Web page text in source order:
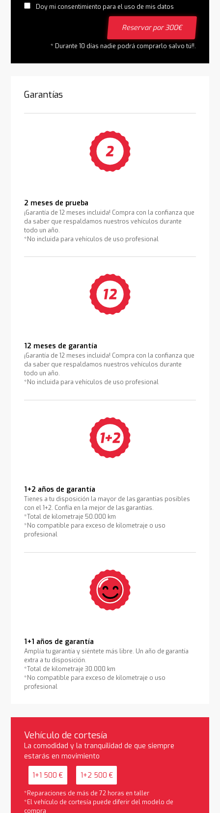
Doy mi consentimiento para el uso de mis datos
Reservar por 300€
* Durante 10 días nadie podrá comprarlo salvo tú!!.
Garantías
2 meses de prueba
¡Garantía de 12 meses incluida! Compra con la confianza que
da saber que respaldamos nuestros vehículos durante
todo un año.
*No incluida para vehículos de uso profesional
12 meses de garantía
¡Garantía de 12 meses incluida! Compra con la confianza que
da saber que respaldamos nuestros vehículos durante
todo un año.
*No incluida para vehículos de uso profesional
1+2 años de garantía
Tienes a tu disposición la mayor de las garantías posibles
con el 1+2. Confía en la mejor de las garantías.
*Total de kilometraje 50.000 km
*No compatible para exceso de kilometraje o uso
profesional
1+1 años de garantía
Amplía tu garantía y siéntete más libre. Un año de garantía
extra a tu disposición.
*Total de kilometraje 30.000 km
*No compatible para exceso de kilometraje o uso
profesional
Vehículo de cortesía
La comodidad y la tranquilidad de que siempre
estarás en movimiento
1+1 500 € 1+2 500 €
*Reparaciones de más de 72 horas en taller
*El vehículo de cortesía puede diferir del modelo de
compra